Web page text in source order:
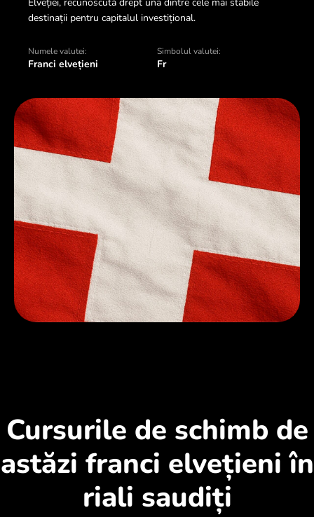
destinații pentru capitalul investițional.
Numele valutei:
Franci elvețieni
Simbolul valutei:
Fr
Cursurile de schimb de
astăzi franci elvețieni în
riali saudiți